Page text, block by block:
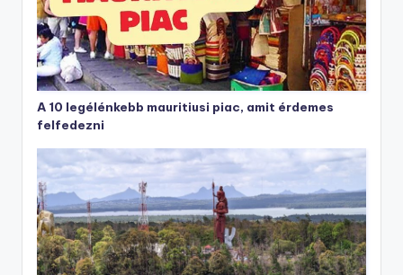
A 10 legélénkebb mauritiusi piac, amit érdemes
felfedezni